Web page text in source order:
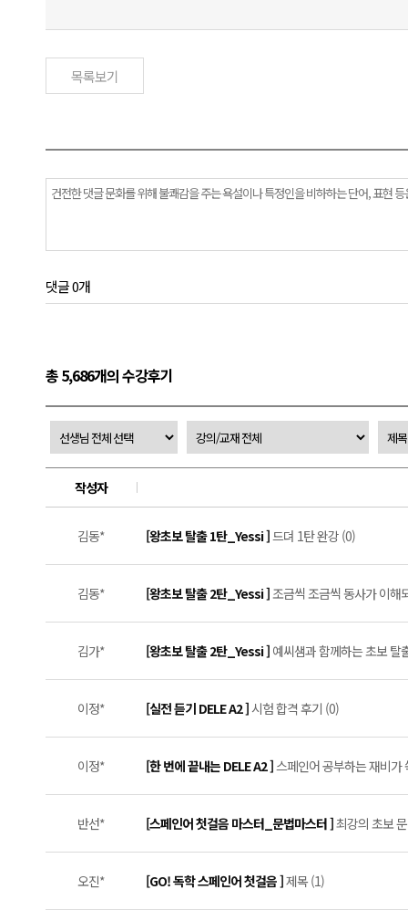
목록보기
댓글 0개
총 5,686개의 수강후기
작성자
김동* [왕초보 탈출 1탄_Yessi ]드뎌 1탄 완강 (0)
김동* [왕초보 탈출 2탄_Yessi ]조금씩 조금씩 동사가 이해
김가* [왕초보 탈출 2탄_Yessi ] 예씨샘과 함께하는 초보 탈
이정* [실전 듣기 DELE A2 ]시험 합격 후기 (0)
이정* [한 번에 끝내는 DELE A2 ]스페인어 공부하는 재비가
반선* [스페인어 첫걸음 마스터_문법마스터 ]최강의 초보
오진* [GO! 독학 스페인어 첫걸음 ]제목 (1)